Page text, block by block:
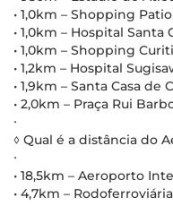
• 1,0km – Shopping
• 1,0km – Hospital Santa
• 1,0km – Shopping
• 1,2km – Hospital
• 1,9km – Santa Casa de
• 2,0km – Praça Rui
∙
◊ Qual é a distância do
∙
• 18,5km – Aeroporto
• 4,7km – Rodoferroviária